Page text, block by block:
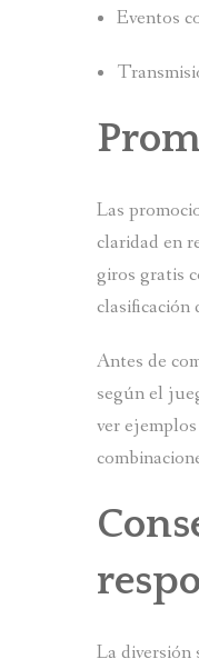
Eventos
Las
claridad en
giros gratis
clasificación
Antes de
según el
ver
La diversión